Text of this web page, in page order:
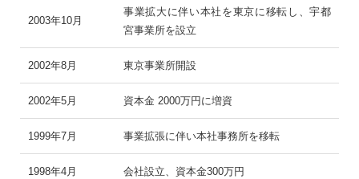
2003年10月
事業拡大に伴い本社を東京に移転し、宇都
宮事業所を設立
2002年8月 東京事業所開設
2002年5月 資本金 2000万円に増資
1999年7月 事業拡張に伴い本社事務所を移転
1998年4月 会社設立、資本金300万円